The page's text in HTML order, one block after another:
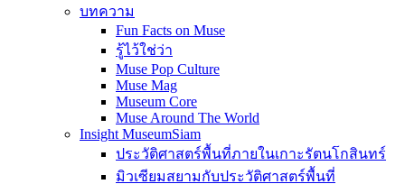
บทความ
Fun Facts on Muse
รู้ไว้ใช่ว่า
Muse Pop Culture
Muse Mag
Museum Core
Muse Around The World
Insight MuseumSiam
ประวัติศาสตร์พื้นที่ภายในเกาะรัตนโกสินทร์
มิวเซียมสยามกับประวัติศาสตร์พื้นที่